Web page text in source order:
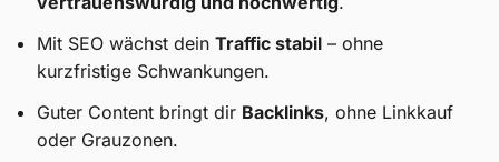
Mit SEO wächst dein Traffic stabil– ohne
kurzfristige Schwankungen.
Guter Content bringt dir Backlinks, ohne Linkkauf
oder Grauzonen.